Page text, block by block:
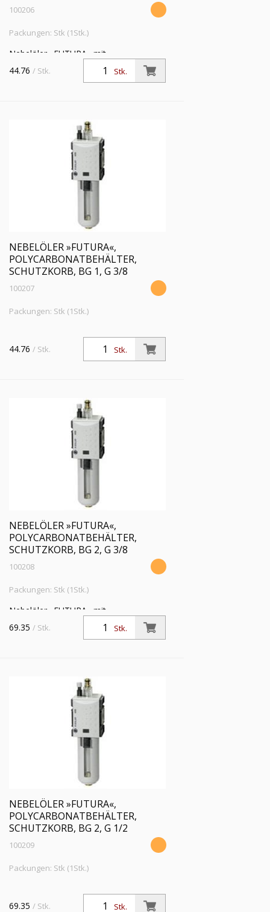
100206
Packungen: Stk (1Stk.)
Nebelöler »FUTURA« mit
Polycarbonatbehälter und Schutzkorb,
BG 1, G 1/4, Eingangsdruck max. 16 bar,
Stk.
44.76 / Stk.
NEBELÖLER »FUTURA«,
POLYCARBONATBEHÄLTER,
SCHUTZKORB, BG 1, G 3/8
100207
Packungen: Stk (1Stk.)
Stk.
44.76 / Stk.
NEBELÖLER »FUTURA«,
POLYCARBONATBEHÄLTER,
SCHUTZKORB, BG 2, G 3/8
100208
Packungen: Stk (1Stk.)
Nebelöler »FUTURA« mit
Polycarbonatbehälter und Schutzkorb,
BG 2, G 3/8, Eingangsdruck max. 16 bar,
Stk.
69.35 / Stk.
NEBELÖLER »FUTURA«,
POLYCARBONATBEHÄLTER,
SCHUTZKORB, BG 2, G 1/2
100209
Packungen: Stk (1Stk.)
Stk.
69.35 / Stk.